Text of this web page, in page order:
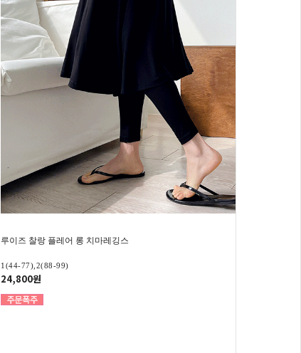
루이즈 찰랑 플레어 롱 치마레깅스
1(44-77),2(88-99)
24,800원